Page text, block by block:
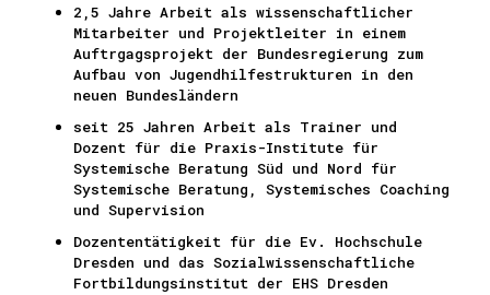
2,5 Jahre Arbeit als wissenschaftlicher
Mitarbeiter und Projektleiter in einem
Auftrgagsprojekt der Bundesregierung zum
Aufbau von Jugendhilfestrukturen in den
neuen Bundesländern
seit 25 Jahren Arbeit als Trainer und
Dozent für die Praxis-Institute für
Systemische Beratung Süd und Nord für
Systemische Beratung, Systemisches Coaching
und Supervision
Dozententätigkeit für die Ev. Hochschule
Dresden und das Sozialwissenschaftliche
Fortbildungsinstitut der EHS Dresden